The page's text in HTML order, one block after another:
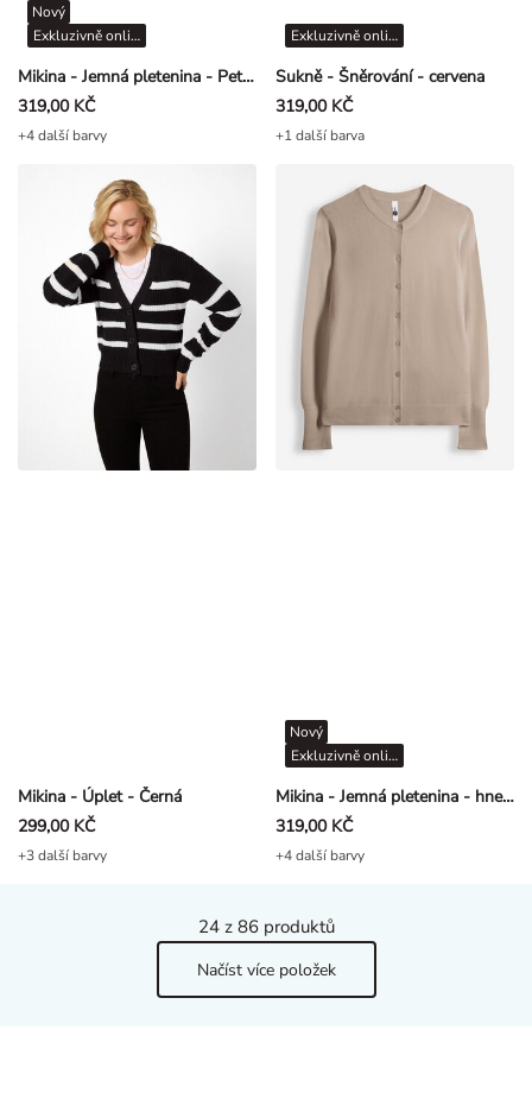
Mikina - Jemná pletenina - Petrolejová
Nový
Exkluzivně online
319,00 KČ
+4 další barvy
Sukně - Šněrování - cervena
Exkluzivně online
319,00 KČ
+1 další barva
Mikina - Úplet - Černá
299,00 KČ
+3 další barvy
Mikina - Jemná pletenina - hneda
Nový
Exkluzivně online
319,00 KČ
+4 další barvy
24z 86 produktů
Načíst více položek